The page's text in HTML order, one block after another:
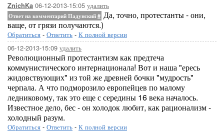
ZnichKa 06-12-2013-15:05 удалить
Ответ на комментарий Падунский # Да, точно, протестанты - они,
ваще, от грязи получаются.)
Обратиться - Ответить - К полной версии
06-12-2013-15:09 удалить
Революционный протестантизм как предтеча
коммунистического интернационала! Вот и наша "ересь
жидовствующих" из той же древней бочки "мудрость"
черпала. А что подморозило европейцев по малому
ледниковому, так это еще с середины 16 века началось.
Известное дело, бес - он холодок любит, как рационализм -
холодный разум.
Обратиться - Ответить - К полной версии